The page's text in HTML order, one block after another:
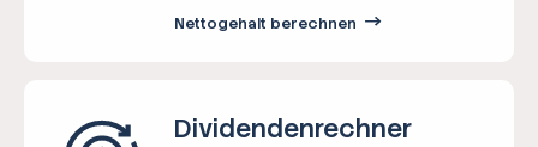
Nettogehalt berechnen
Dividenden­rechner